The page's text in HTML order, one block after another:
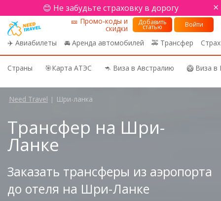
😊 Не забудьте страховку в дорогу ×
✈️ Авиабилеты 🚘 Аренда автомобилей 🚕 Трансфер
🎫 Промо-коды и
скидки
Добавить
статью Войти
Страны 🎯Карта АТЭС 🦘 Виза в Австралию 🥝 Виза
Need Travel | Шри-ланка
Трансфер на Шри-
Ланке
Заказать трансферы из аэропорта
до отеля на Шри-Ланке